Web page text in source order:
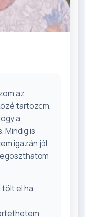
az
tartozom,
a
Mindig is
igazán jól
el ha